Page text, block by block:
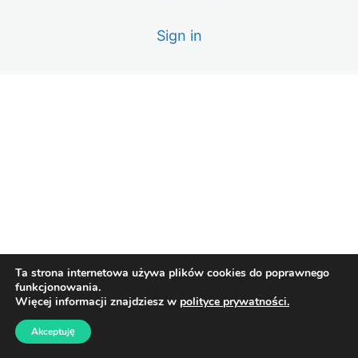
Sign in
Ta strona internetowa używa plików cookies do poprawnego
funkcjonowania.
Więcej informacji znajdziesz w polityce prywatności.
Akceptuję